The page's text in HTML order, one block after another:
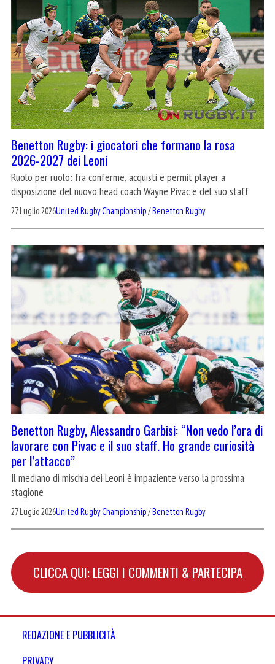
Benetton Rugby: i giocatori che formano la rosa
2026-2027 dei Leoni
Ruolo per ruolo: fra conferme, acquisti e permit player a
disposizione del nuovo head coach Wayne Pivac e del suo staff
27 Luglio 2026United Rugby Championship/Benetton Rugby
Benetton Rugby, Alessandro Garbisi: “Non vedo l’ora di
lavorare con Pivac e il suo staff. Ho grande curiosità
per l’attacco”
Il mediano di mischia dei Leoni è impaziente verso la prossima
stagione
27 Luglio 2026United Rugby Championship/Benetton Rugby
CLICCA QUI: LEGGI I COMMENTI & PARTECIPA
REDAZIONE E PUBBLICITÀ
PRIVACY